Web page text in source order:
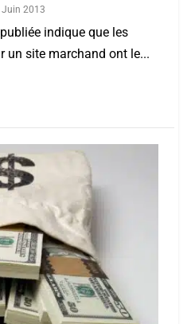
Juin 2013
indique que les
un site marchand ont le...